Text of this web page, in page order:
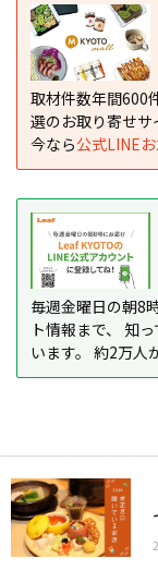
取材件数年間600
選のお取り寄せサ
今なら公式LINE
毎週金曜日の朝8
ト情報まで、 知
います。 約2万人